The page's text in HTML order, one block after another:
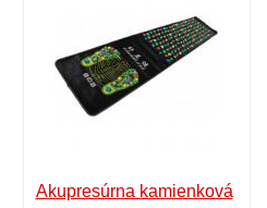
Akupresúrna kamienková